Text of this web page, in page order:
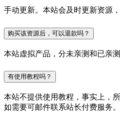
手动更新。本站会及时更新资源
购买该资源后，可以退款吗？
本站虚拟产品，分未亲测和已亲
有使用教程吗？
本站不提供使用教程，事实上，
如需要可邮件联系站长付费服务。